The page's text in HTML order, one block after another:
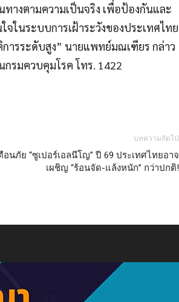
างตามความเป็นจริง เพื่อป้องกันและ
ในระบบการเฝ้าระวังของประเทศไทย
รระดับสูง” นายแพทย์มณเฑียร กล่าว
รมควบคุมโรค โทร. 1422
บทความถัดไป
อนภัย “ซูเปอร์เอลนีโญ” ปี 69 ประเทศไทยอาจ
เผชิญ “ร้อนจัด-แล้งหนัก” กว่าปกติ!